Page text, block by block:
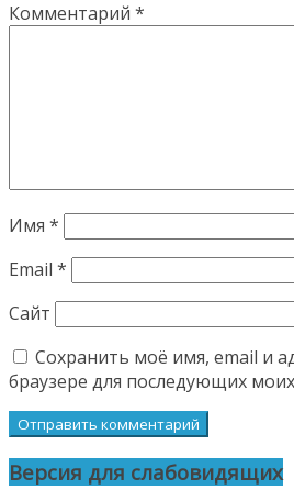
Комментарий *
Имя *
Email *
Сайт
Сохранить моё имя, email и
браузере для последующих
Версия для слабовидящих